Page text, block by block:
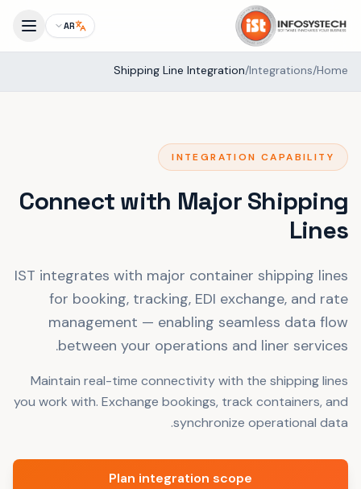
AR
Home
/
Integrations
/
Shipping Line Integration
INTEGRATION CAPABILITY
Connect with Major Shipping
Lines
IST integrates with major container shipping lines
for booking, tracking, EDI exchange, and rate
management — enabling seamless data flow
between your operations and liner services.
Maintain real-time connectivity with the shipping lines
you work with. Exchange bookings, track containers, and
synchronize operational data.
Plan integration scope